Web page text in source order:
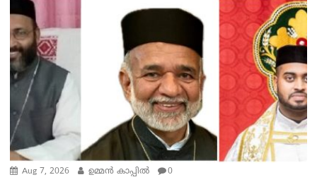
Aug 7, 2026 ഉമ്മന്‍ കാപ്പില്‍ 0